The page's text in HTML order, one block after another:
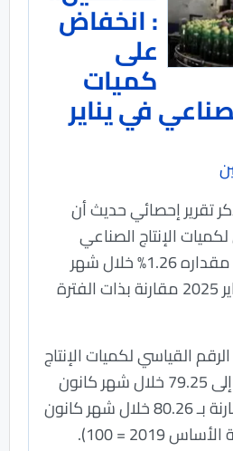
: انخفاض
على
كميات
في يناير
تقرير إحصائي حديث أن
الإنتاج الصناعي
سجل انخفاضاً مقداره 1.26% خلال شهر
كانون ثاني/ يناير 2025 مقارنة بذات الفترة
الرقم القياسي لكميات الإنتاج
الصناعي هبط إلى 79.25 خلال شهر كانون
ثاني 2025 مقارنة بـ 80.26 خلال شهر كانون